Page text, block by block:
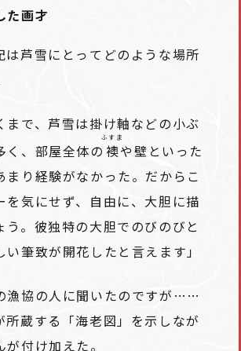
た画才
は芦雪にとってどのような場所
まで、芦雪は掛け軸などの小ぶ
く、部屋全体の 襖
ふすま
や壁といった
まり経験がなかった。だからこ
を気にせず、自由に、大胆に描
う。彼独特の大胆でのびのびと
い筆致が開花したと言えます」
漁協の人に聞いたのですが……
所蔵する「海老図」を示しなが
付け加えた。